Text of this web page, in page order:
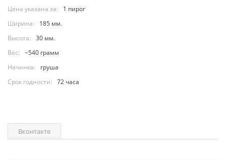
Цена указана за:
1 пирог
Ширина:
185 мм.
Высота:
30 мм.
Вес:
~540 грамм
Начинка:
груша
Срок годности:
72 часа
Вконтакте